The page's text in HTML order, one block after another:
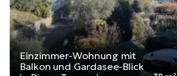
Einzimmer-Wohnung mit
Balkon und Gardasee-Blick